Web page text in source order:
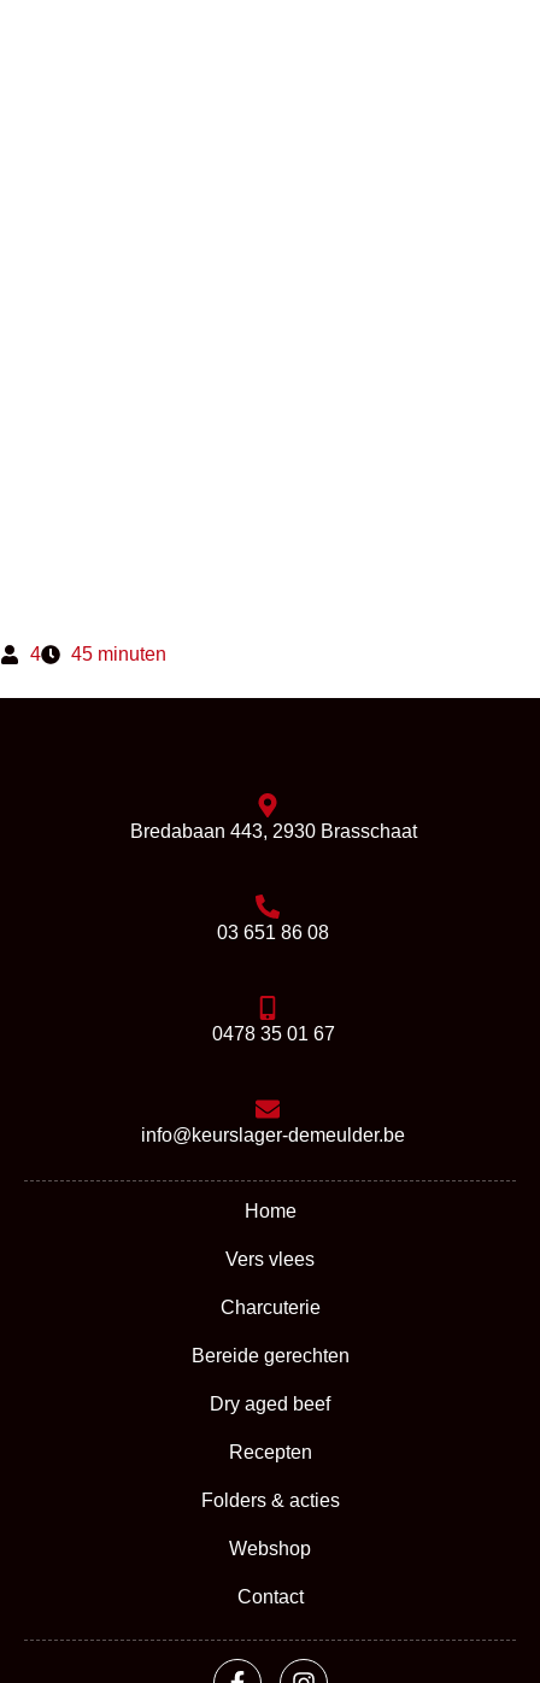
4 45 minuten
Bredabaan 443, 2930 Brasschaat
03 651 86 08
0478 35 01 67
info@keurslager-demeulder.be
Home
Vers vlees
Charcuterie
Bereide gerechten
Dry aged beef
Recepten
Folders & acties
Webshop
Contact